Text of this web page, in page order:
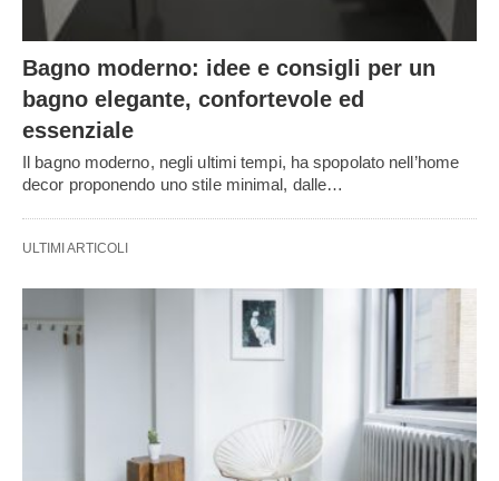
Bagno moderno: idee e consigli per un
bagno elegante, confortevole ed
essenziale
Il bagno moderno, negli ultimi tempi, ha spopolato nell’home
decor proponendo uno stile minimal, dalle…
ULTIMI ARTICOLI